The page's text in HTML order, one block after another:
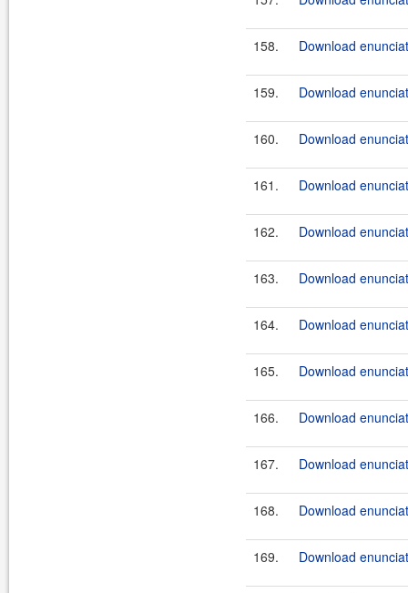
158. Download
159. Download
160. Download
161. Download
162. Download
163. Download
164. Download
165. Download
166. Download
167. Download
168. Download
169. Download